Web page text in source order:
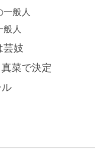
般人
人
妓
菜で決定